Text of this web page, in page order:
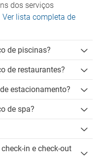
dos serviços
Ver lista completa de
de piscinas?
de restaurantes?
estacionamento?
de spa?
in e check-out